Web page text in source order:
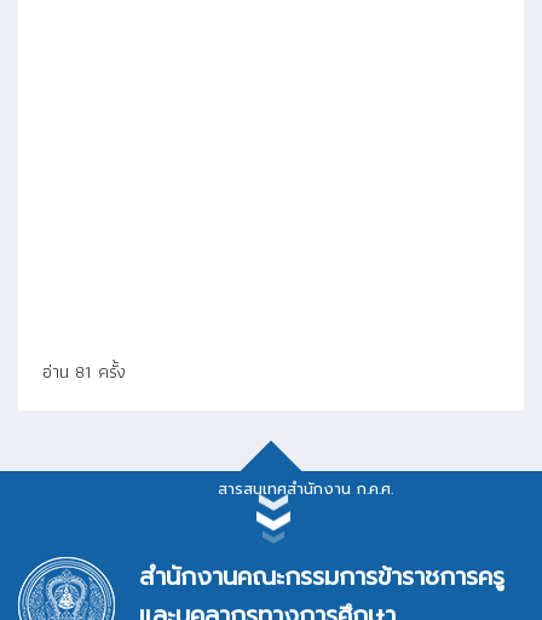
อ่าน 81 ครั้ง
สารสนเทศสำนักงาน ก.ค.ศ.
สารสนเทศสำนักงาน ก.ค.ศ.
สำนักงานคณะกรรมการข้าราชการครู